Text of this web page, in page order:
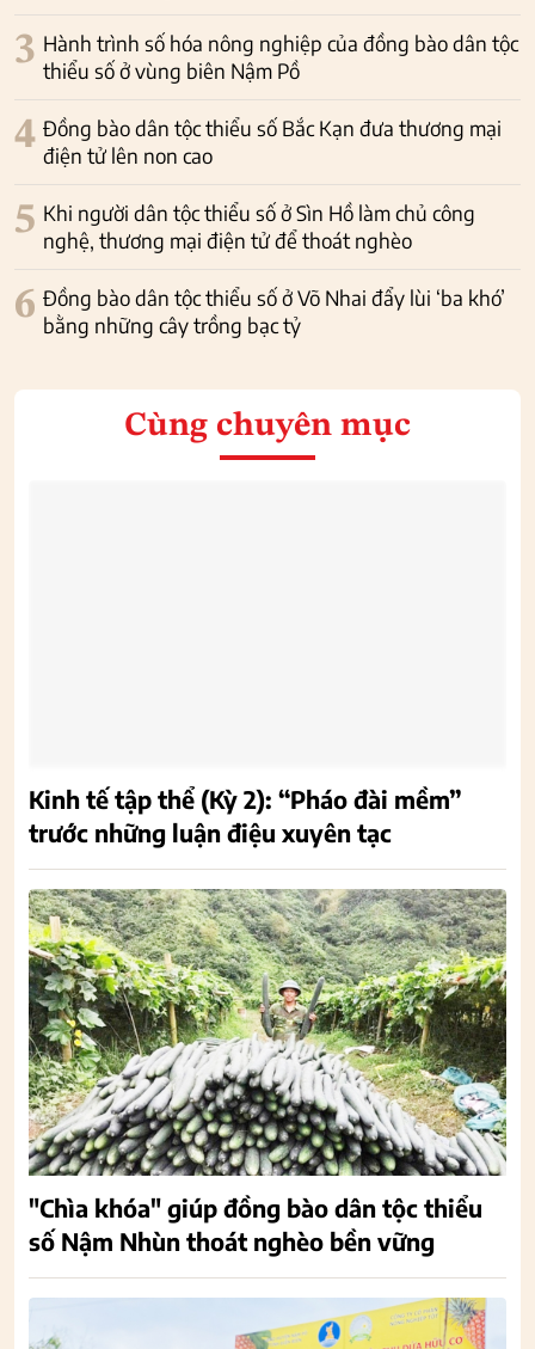
3 Hành trình số hóa nông nghiệp của đồng bào dân tộc
thiểu số ở vùng biên Nậm Pồ
4 Đồng bào dân tộc thiểu số Bắc Kạn đưa thương mại
điện tử lên non cao
5 Khi người dân tộc thiểu số ở Sìn Hồ làm chủ công
nghệ, thương mại điện tử để thoát nghèo
6 Đồng bào dân tộc thiểu số ở Võ Nhai đẩy lùi ‘ba khó’
bằng những cây trồng bạc tỷ
Cùng chuyên mục
Kinh tế tập thể (Kỳ 2): “Pháo đài mềm”
trước những luận điệu xuyên tạc
"Chìa khóa" giúp đồng bào dân tộc thiểu
số Nậm Nhùn thoát nghèo bền vững